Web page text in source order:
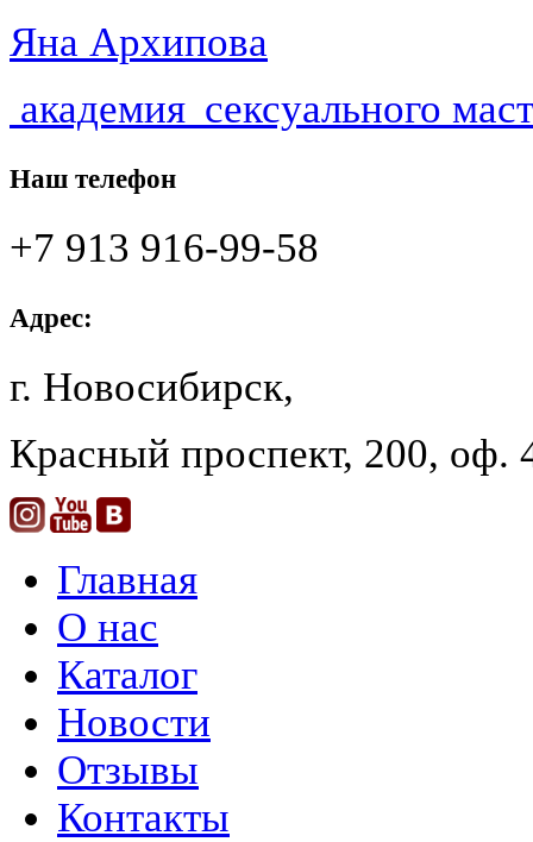
Яна Архипова
академия сексуального
Наш телефон
+7 913 916-99-58
Адрес:
г. Новосибирск,
Красный проспект, 200, оф.
Главная
О нас
Каталог
Новости
Отзывы
Контакты